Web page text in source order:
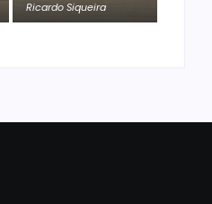
Ricardo Siqueira